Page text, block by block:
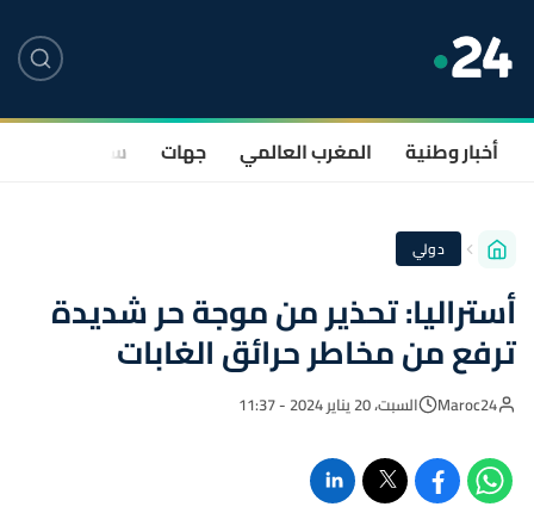
أخبار وطنية المغرب العالمي جهات سياسة
دولي
أستراليا: تحذير من موجة حر شديدة
ترفع من مخاطر حرائق الغابات
Maroc24 السبت، 20 يناير 2024 - 11:37